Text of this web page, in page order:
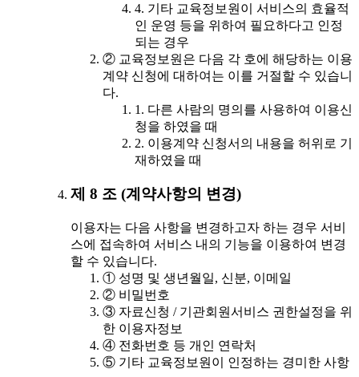
4. 기타 교육정보원이 서비스의 효율적
인 운영 등을 위하여 필요하다고 인정
되는 경우
② 교육정보원은 다음 각 호에 해당하는 이용
계약 신청에 대하여는 이를 거절할 수 있습니
다.
1. 다른 사람의 명의를 사용하여 이용신
청을 하였을 때
2. 이용계약 신청서의 내용을 허위로 기
재하였을 때
제 8 조 (계약사항의 변경)
이용자는 다음 사항을 변경하고자 하는 경우 서비
스에 접속하여 서비스 내의 기능을 이용하여 변경
할 수 있습니다.
① 성명 및 생년월일, 신분, 이메일
② 비밀번호
③ 자료신청 / 기관회원서비스 권한설정을 위
한 이용자정보
④ 전화번호 등 개인 연락처
⑤ 기타 교육정보원이 인정하는 경미한 사항